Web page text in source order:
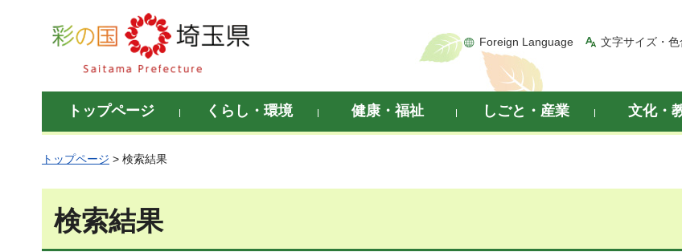
彩の国 埼玉県
Foreign Language 文字サイズ・色
トップページ くらし・環境 健康・福祉 しごと・産業 文化・
トップページ > 検索結果
検索結果